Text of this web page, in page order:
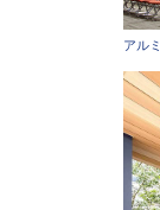
アル